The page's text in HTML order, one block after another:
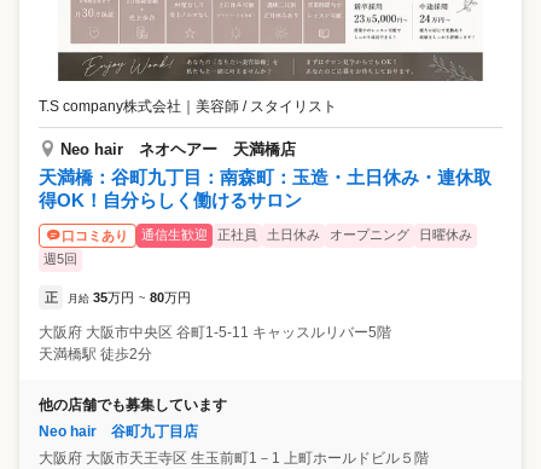
T.S company株式会社 美容師 / スタイリスト
Neo hair ネオヘアー 天満橋店
天満橋：谷町九丁目：南森町：玉造・土日休み・連休取
得OK！自分らしく働けるサロン
口コミあり 通信生歓迎 正社員 土日休み オープニング
日曜休み
週5回
正 月給 35万円 ~ 80万円
大阪府 大阪市中央区 谷町1-5-11 キャッスルリバー5階
天満橋駅 徒歩2分
他の店舗でも募集しています
Neo hair 谷町九丁目店
大阪府 大阪市天王寺区 生玉前町1－1 上町ホールドビル５階